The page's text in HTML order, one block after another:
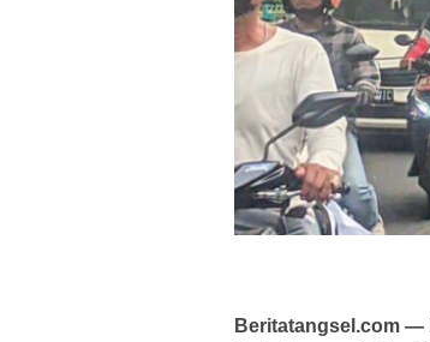
Beritatangsel.com —